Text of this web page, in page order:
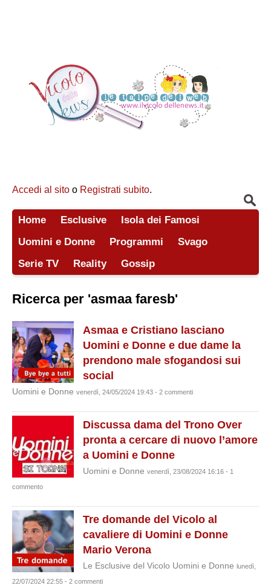
Accedi al sito o Registrati subito.
Home Esclusive
Isola dei Famosi
Uomini e Donne
Programmi
Svago
Serie TV
Reality Gossip
Ricerca per 'asmaa faresb'
Asmaa e Cristiano lasciano
Uomini e Donne e due dame la
prendono male sfogandosi sui
social
Uomini e Donne venerdì, 24/05/2024 19:43 - 2 commenti
Discussa dama del Trono Over
pronta a cercare di nuovo l’amore
a Uomini e Donne
Uomini e Donne venerdì, 23/08/2024 16:16 - 1
commento
Tre domande del Vicolo al
cavaliere di Uomini e Donne
Mario Verona
Le Esclusive del Vicolo Uomini e Donne lunedì,
22/07/2024 22:55 - 2 commenti